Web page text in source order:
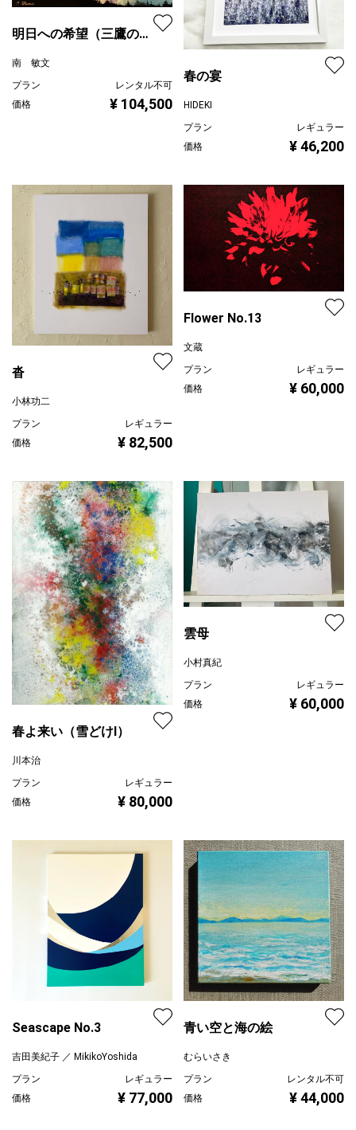
明日への希望（三鷹の夕
南 敏文
プラン
レンタル不可
価格
¥ 104,500
春の宴
HIDEKI
プラン
レギュラー
価格
¥ 46,200
沓
小林功二
プラン
レギュラー
価格
¥ 82,500
Flower No.13
文蔵
プラン
レギュラー
価格
¥ 60,000
春よ来い（雪どけⅠ）
川本治
プラン
レギュラー
価格
¥ 80,000
雲母
小村真紀
プラン
レギュラー
価格
¥ 60,000
Seascape No.3
吉田美紀子 ／ MikikoYoshida
プラン
レギュラー
価格
¥ 77,000
青い空と海の絵
むらいさき
プラン
レンタル不可
価格
¥ 44,000